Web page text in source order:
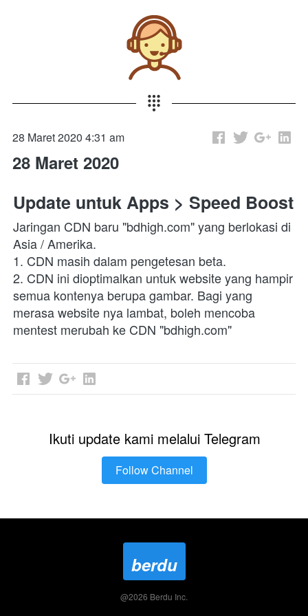
28 Maret 2020 4:31 am
28 Maret 2020
Update untuk Apps > Speed Boost
Jaringan CDN baru "bdhigh.com" yang berlokasi di
Asia / Amerika.
1. CDN masih dalam pengetesan beta.
2. CDN ini dioptimalkan untuk website yang hampir
semua kontenya berupa gambar. Bagi yang
merasa website nya lambat, boleh mencoba
mentest merubah ke CDN "bdhigh.com"
Ikuti update kami melalui Telegram
`Follow Channel
berdu
@2026 Berdu Inc.